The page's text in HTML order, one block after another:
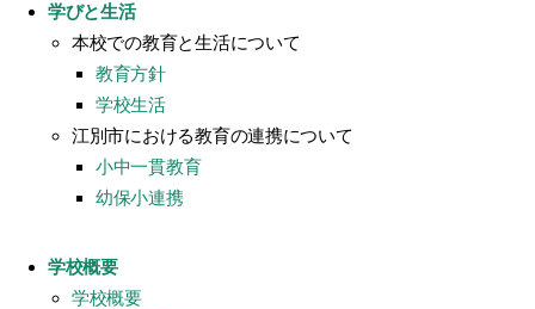
学びと生活
本校での教育と生活について
教育方針
学校生活
江別市における教育の連携について
小中一貫教育
幼保小連携
学校概要
学校概要